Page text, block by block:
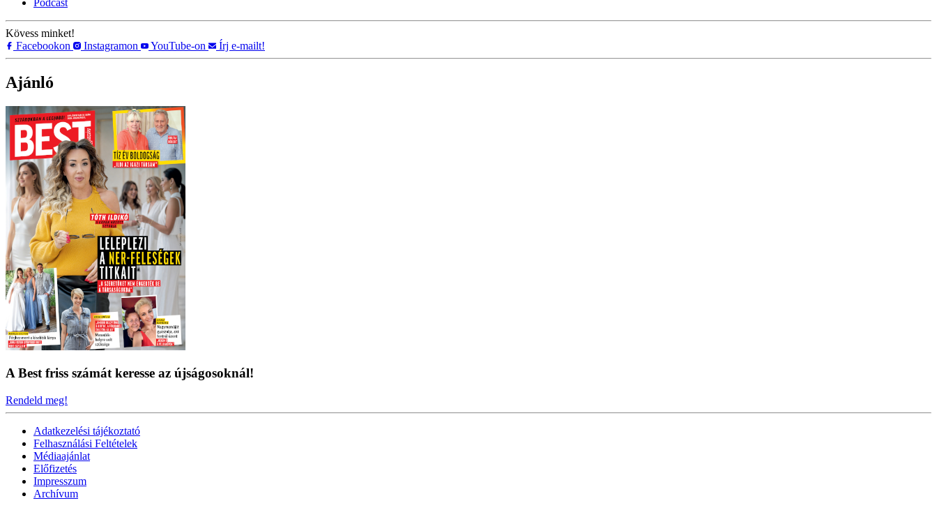
Kövess minket!
Facebookon
Instagramon YouTube-on Írj e-mailt!
Ajánló
A Best friss számát keresse az újságosoknál!
Rendeld meg!
Adatkezelési tájékoztató
Felhasználási Feltételek
Médiaajánlat
Előfizetés
Impresszum
Archívum